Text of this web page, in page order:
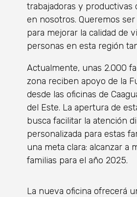
trabajadoras y productivas
en nosotros. Queremos
para mejorar la calidad de
personas en esta región tan
Actualmente, unas 2.000
zona reciben apoyo de la
desde las oficinas de
del Este. La apertura de
busca facilitar la atención
personalizada para estas
una meta clara: alcanzar a
familias para el año 2025.
La nueva oficina ofrecerá